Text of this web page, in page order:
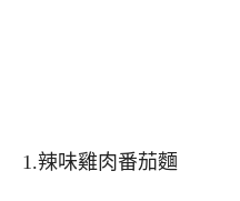
1.辣味雞肉番茄麵